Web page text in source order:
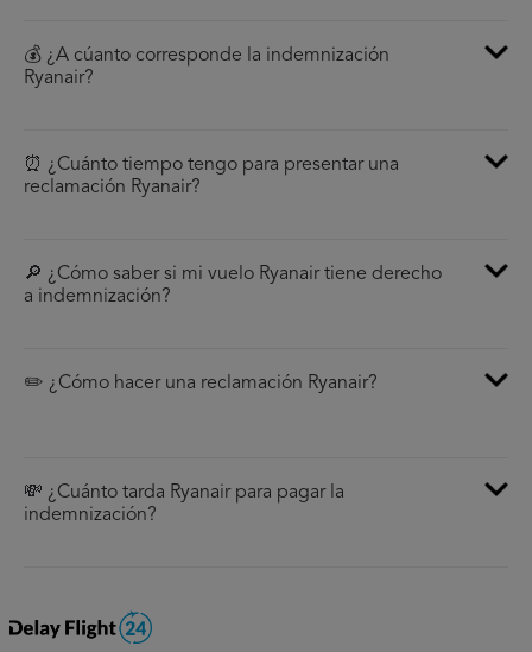
💰 ¿A cúanto corresponde la indemnización
Ryanair?
⏰ ¿Cuánto tiempo tengo para presentar una
reclamación Ryanair?
🔎 ¿Cómo saber si mi vuelo Ryanair tiene derecho
a indemnización?
✏️ ¿Cómo hacer una reclamación Ryanair?
💸 ¿Cuánto tarda Ryanair para pagar la
indemnización?